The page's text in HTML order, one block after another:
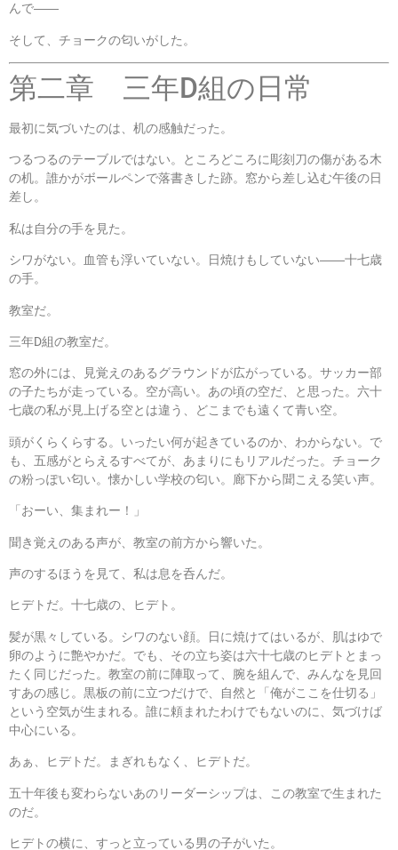
んで――
そして、チョークの匂いがした。
第二章 三年D組の日常
最初に気づいたのは、机の感触だった。
つるつるのテーブルではない。ところどころに彫刻刀の傷がある木
の机。誰かがボールペンで落書きした跡。窓から差し込む午後の日
差し。
私は自分の手を見た。
シワがない。血管も浮いていない。日焼けもしていない――十七歳
の手。
教室だ。
三年D組の教室だ。
窓の外には、見覚えのあるグラウンドが広がっている。サッカー部
の子たちが走っている。空が高い。あの頃の空だ、と思った。六十
七歳の私が見上げる空とは違う、どこまでも遠くて青い空。
頭がくらくらする。いったい何が起きているのか、わからない。で
も、五感がとらえるすべてが、あまりにもリアルだった。チョーク
の粉っぽい匂い。懐かしい学校の匂い。廊下から聞こえる笑い声。
「おーい、集まれー！」
聞き覚えのある声が、教室の前方から響いた。
声のするほうを見て、私は息を呑んだ。
ヒデトだ。十七歳の、ヒデト。
髪が黒々している。シワのない顔。日に焼けてはいるが、肌はゆで
卵のように艶やかだ。でも、その立ち姿は六十七歳のヒデトとまっ
たく同じだった。教室の前に陣取って、腕を組んで、みんなを見回
すあの感じ。黒板の前に立つだけで、自然と「俺がここを仕切る」
という空気が生まれる。誰に頼まれたわけでもないのに、気づけば
中心にいる。
あぁ、ヒデトだ。まぎれもなく、ヒデトだ。
五十年後も変わらないあのリーダーシップは、この教室で生まれた
のだ。
ヒデトの横に、すっと立っている男の子がいた。